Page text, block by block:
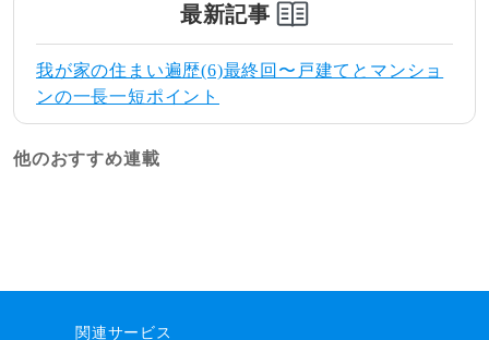
最新記事
我が家の住まい遍歴(6)最終回〜戸建てとマンショ
ンの一長一短ポイント
他のおすすめ連載
関連サービス